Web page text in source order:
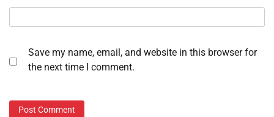
Save my name, email, and website in this browser for
the next time I comment.